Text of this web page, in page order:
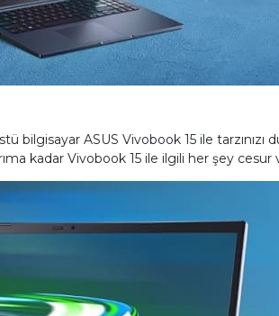
ASUS Vivobook 15 ile tarzınızı
kadar Vivobook 15 ile ilgili her şey cesur